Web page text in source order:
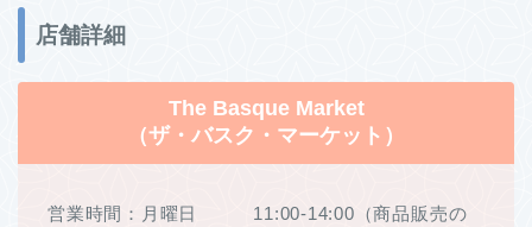
店舗詳細
The Basque Market
（ザ・バスク・マーケット）
営業時間：月曜日 11:00-14:00（商品販売の